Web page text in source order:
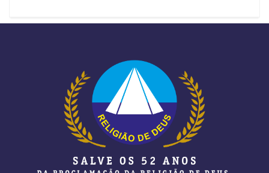
adequado e uma educação que proteja a criança. É essencial
desde o berço e durante toda a sua vida é extremamente
definitiva sobre a atitude e a postura dela no futuro. E muito
mais do que o reflexo dos seus pais biológicos, ela será o
pais adotivos, que a criam e educam. Como
encontrar forças para enfrentar alguns empecilhos? O
presidente-pregador da Religião do Terceiro Milênio, José
de Paiva Netto, compartilha conosco no seu artigo“A força